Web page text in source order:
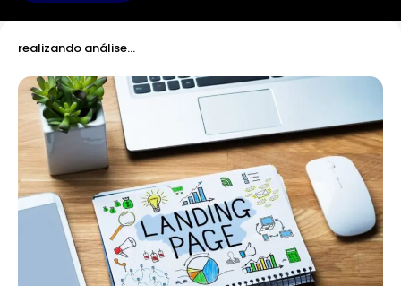
realizando análise…